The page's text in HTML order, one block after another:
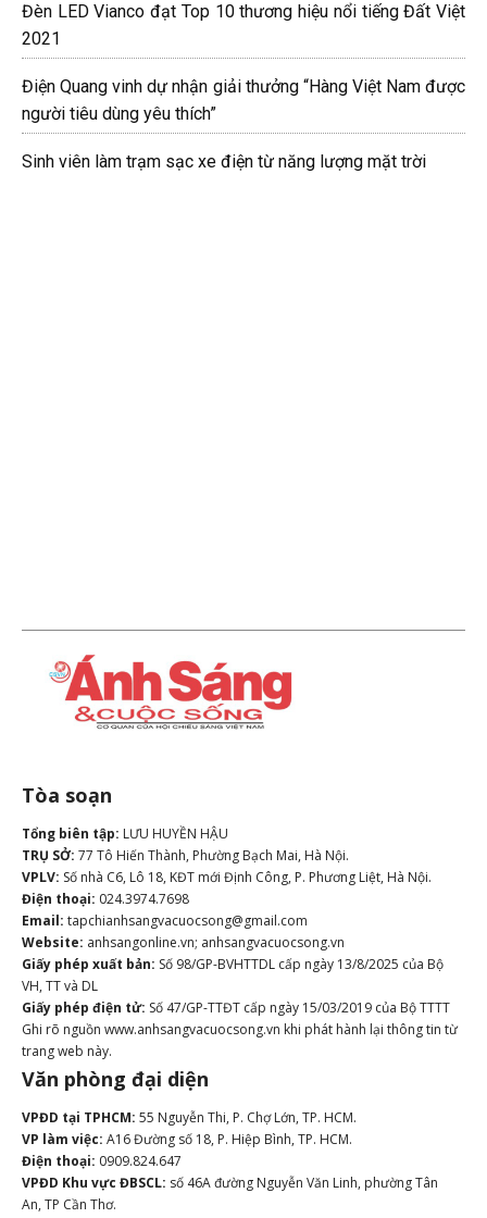
Đèn LED Vianco đạt Top 10 thương hiệu nổi tiếng Đất Việt
2021
Điện Quang vinh dự nhận giải thưởng “Hàng Việt Nam được
người tiêu dùng yêu thích”
Sinh viên làm trạm sạc xe điện từ năng lượng mặt trời
Tòa soạn
Tổng biên tập: LƯU HUYỀN HẬU
TRỤ SỞ: 77 Tô Hiến Thành, Phường Bạch Mai, Hà Nội.
VPLV: Số nhà C6, Lô 18, KĐT mới Định Công, P. Phương Liệt, Hà Nội.
Điện thoại: 024.3974.7698
Email: tapchianhsangvacuocsong@gmail.com
Website: anhsangonline.vn; anhsangvacuocsong.vn
Giấy phép xuất bản: Số 98/GP-BVHTTDL cấp ngày 13/8/2025 của Bộ
VH, TT và DL
Giấy phép điện tử: Số 47/GP-TTĐT cấp ngày 15/03/2019 của Bộ TTTT
Ghi rõ nguồn www.anhsangvacuocsong.vn khi phát hành lại thông tin từ
trang web này.
Văn phòng đại diện
VPĐD tại TPHCM: 55 Nguyễn Thi, P. Chợ Lớn, TP. HCM.
VP làm việc: A16 Đường số 18, P. Hiệp Bình, TP. HCM.
Điện thoại: 0909.824.647
VPĐD Khu vực ĐBSCL: số 46A đường Nguyễn Văn Linh, phường Tân
An, TP Cần Thơ.